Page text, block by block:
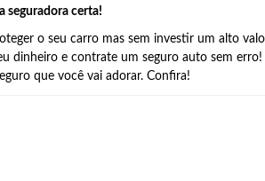
seguradora certa!
o seu carro mas sem investir um alto
dinheiro e contrate um seguro auto sem
que você vai adorar. Confira!